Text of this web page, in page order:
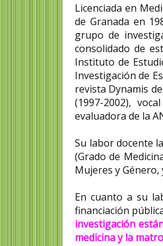
Licenciada en
de Granada en
grupo de
consolidado de
Instituto de
Investigación de
revista Dynamis
(1997-2002),
evaluadora de la
Su labor docente
(Grado de
Mujeres y Género,
En cuanto a su
financiación
investigación
medicina y la